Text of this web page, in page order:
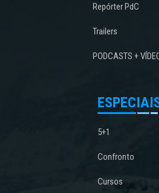
Repórter PdC
Trailers
PODCASTS +
5+1
Confronto
Cursos